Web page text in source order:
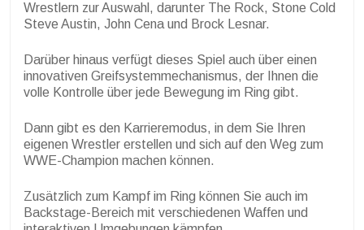
Wrestlern zur Auswahl, darunter The Rock, Stone Cold
Steve Austin, John Cena und Brock Lesnar.
Darüber hinaus verfügt dieses Spiel auch über einen
innovativen Greifsystemmechanismus, der Ihnen die
volle Kontrolle über jede Bewegung im Ring gibt.
Dann gibt es den Karrieremodus, in dem Sie Ihren
eigenen Wrestler erstellen und sich auf den Weg zum
WWE-Champion machen können.
Zusätzlich zum Kampf im Ring können Sie auch im
Backstage-Bereich mit verschiedenen Waffen und